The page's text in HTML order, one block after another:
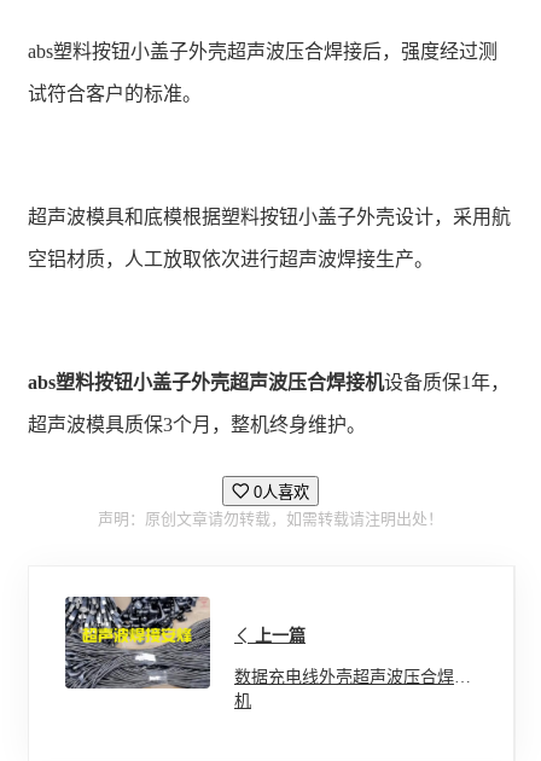
abs塑料按钮小盖子外壳超声波压合焊接后，强度经过测
试符合客户的标准。
超声波模具和底模根据塑料按钮小盖子外壳设计，采用航
空铝材质，人工放取依次进行超声波焊接生产。
abs塑料按钮小盖子外壳超声波压合焊接机设备质保1年，
超声波模具质保3个月，整机终身维护。
0人喜欢
声明：原创文章请勿转载，如需转载请注明出处！
上一篇
数据充电线外壳超声波压合焊接
机